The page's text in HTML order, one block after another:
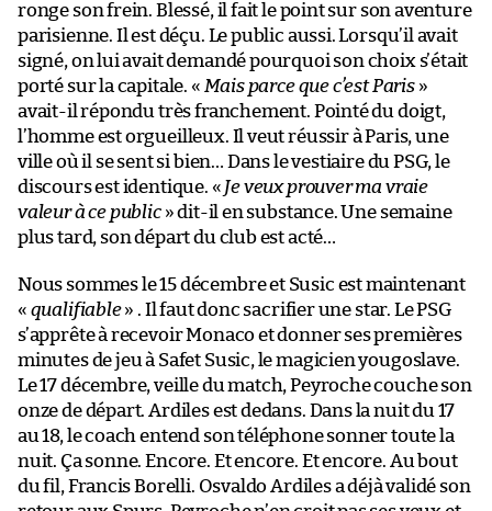
ronge son frein. Blessé, il fait le point sur son aventure
parisienne. Il est déçu. Le public aussi. Lorsqu’il avait
signé, on lui avait demandé pourquoi son choix s’était
porté sur la capitale. « Mais parce que c’est Paris»
avait-il répondu très franchement. Pointé du doigt,
l’homme est orgueilleux. Il veut réussir à Paris, une
ville où il se sent si bien… Dans le vestiaire du PSG, le
discours est identique. « Je veux prouver ma vraie
valeur à ce public» dit-il en substance. Une semaine
plus tard, son départ du club est acté…
Nous sommes le 15 décembre et Susic est maintenant
« qualifiable» . Il faut donc sacrifier une star. Le PSG
s’apprête à recevoir Monaco et donner ses premières
minutes de jeu à Safet Susic, le magicien yougoslave.
Le 17 décembre, veille du match, Peyroche couche son
onze de départ. Ardiles est dedans. Dans la nuit du 17
au 18, le coach entend son téléphone sonner toute la
nuit. Ça sonne. Encore. Et encore. Et encore. Au bout
du fil, Francis Borelli. Osvaldo Ardiles a déjà validé son